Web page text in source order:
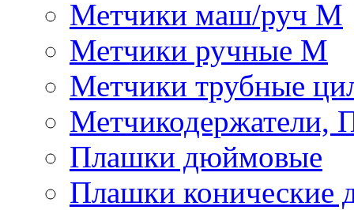
Метчики маш/руч М
Метчики ручные М
Метчики трубные
Метчикодержатели,
Плашки дюймовые
Плашки